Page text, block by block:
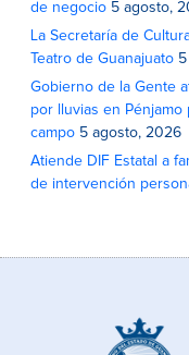
de negocio 5 agosto,
La Secretaría de
Teatro de Guanajuato
Gobierno de la Gente
por lluvias en
campo 5 agosto, 2026
Atiende DIF Estatal a
de intervención